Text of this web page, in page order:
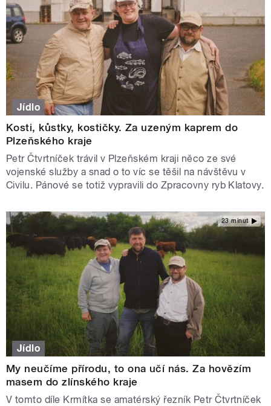
Jídlo
Kosti, kůstky, kostičky. Za uzeným kaprem do
Plzeňského kraje
Petr Čtvrtníček trávil v Plzeňském kraji něco ze své
vojenské služby a snad o to víc se těšil na návštěvu v
Civilu. Pánové se totiž vypravili do Zpracovny ryb Klatovy.
23 minut
Jídlo
My neučíme přírodu, to ona učí nás. Za hovězím
masem do zlínského kraje
V tomto díle Krmítka se amatérský řezník Petr Čtvrtníček